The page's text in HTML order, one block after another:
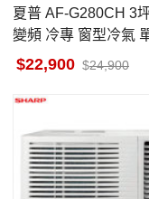
夏普 AF-G280CH 3坪適用
變頻 冷專 窗型冷氣
一級省電 基本安裝
22,900 24,900